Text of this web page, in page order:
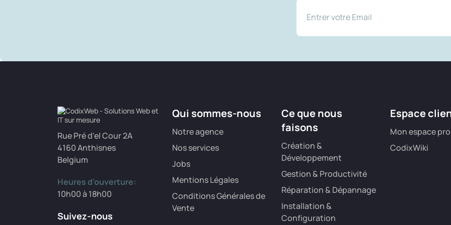
Rue Pré d'el Cour 2A
4160 Anthisnes
Belgium
Heures d'ouverture:
10h00 à 18h00
Suivez-nous
Qui sommes-nous
Notre agence
Nos services
Jobs
Mentions Légales
Conditions Générales de
Vente
Ce que nous
faisons
Création &
Développement
Gestion & Productivité
Réparation & Dépannage
Installation &
Configuration
Espace
Mon espace pro
CodixWiki